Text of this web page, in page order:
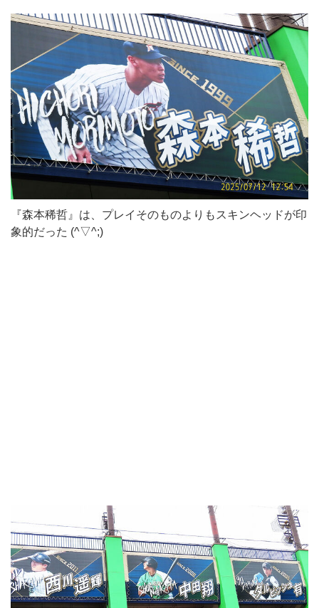
『森本稀哲』は、プレイそのものよりもスキンヘッドが印
象的だった (^▽^;)